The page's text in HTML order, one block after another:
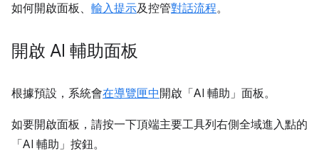
如何開啟面板、 輸入提示及控管對話流程。
開啟 AI 輔助面板
根據預設，系統會在導覽匣中 開啟「AI 輔助」 面板。
如要開啟面板，請按一下頂端主要工具列右側全域進入點的
「AI 輔助」 按鈕。